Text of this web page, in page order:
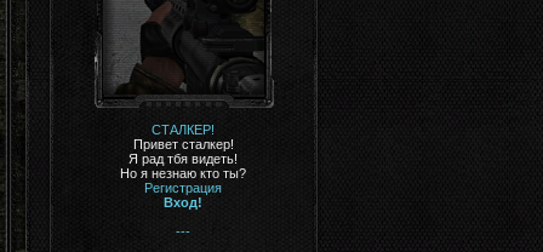
СТАЛКЕР!
Привет сталкер!
Я рад тбя видеть!
Но я незнаю кто ты?
Регистрация
Вход!
---